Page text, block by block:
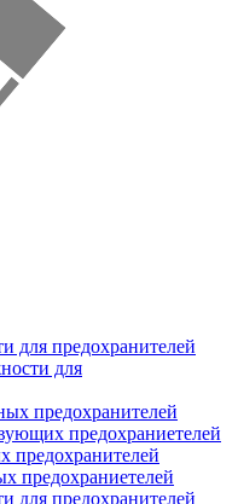
для предохранителей
для
предохранителей
предохраниетелей
предохранителей
предохраниетелей
для предохранителей